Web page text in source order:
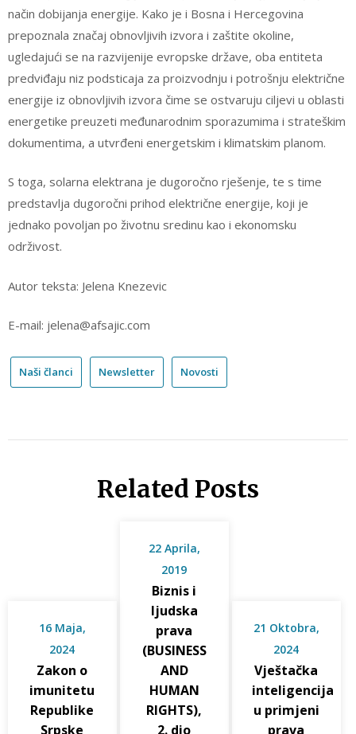
način dobijanja energije. Kako je i Bosna i Hercegovina
prepoznala značaj obnovljivih izvora i zaštite okoline,
ugledajući se na razvijenije evropske države, oba entiteta
predviđaju niz podsticaja za proizvodnju i potrošnju električne
energije iz obnovljivih izvora čime se ostvaruju ciljevi u oblasti
energetike preuzeti međunarodnim sporazumima i strateškim
dokumentima, a utvrđeni energetskim i klimatskim planom.
S toga, solarna elektrana je dugoročno rješenje, te s time
predstavlja dugoročni prihod električne energije, koji je
jednako povoljan po životnu sredinu kao i ekonomsku
održivost.
Autor teksta: Jelena Knezevic
E-mail: jelena@afsajic.com
Naši članci Newsletter Novosti
Related Posts
16 Maja,
2024
Zakon o
imunitetu
Republike
Srpske
22 Aprila,
2019
Biznis i
ljudska
prava
(BUSINESS
AND
HUMAN
RIGHTS),
2. dio
21 Oktobra,
2024
Vještačka
inteligencija
u primjeni
prava